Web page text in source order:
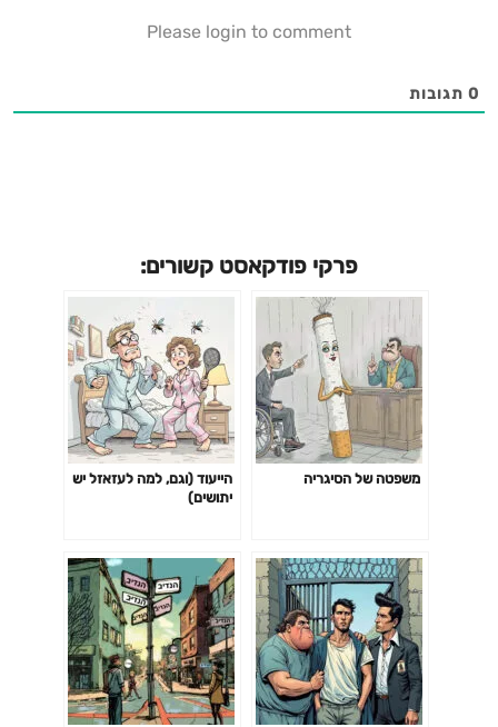
also talked about their husbands.
Please login to comment
0 תגובות
פרקי פודקאסט קשורים:
משפטה של הסיגריה
הייעוד (וגם, למה לעזאזל יש
יתושים)